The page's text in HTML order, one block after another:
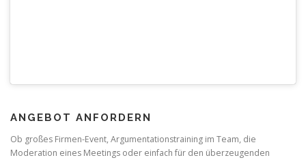
ANGEBOT ANFORDERN
Ob großes Firmen-Event, Argumentationstraining im Team, die
Moderation eines Meetings oder einfach für den überzeugenden